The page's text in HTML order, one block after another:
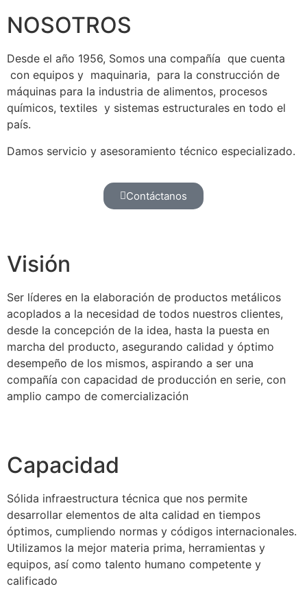
NOSOTROS
Desde el año 1956, Somos una compañía que cuenta
con equipos y maquinaria, para la construcción de
máquinas para la industria de alimentos, procesos
químicos, textiles y sistemas estructurales en todo el
país.
Damos servicio y asesoramiento técnico especializado.
Contáctanos
Visión
Ser líderes en la elaboración de productos metálicos
acoplados a la necesidad de todos nuestros clientes,
desde la concepción de la idea, hasta la puesta en
marcha del producto, asegurando calidad y óptimo
desempeño de los mismos, aspirando a ser una
compañía con capacidad de producción en serie, con
amplio campo de comercialización
Capacidad
Sólida infraestructura técnica que nos permite
desarrollar elementos de alta calidad en tiempos
óptimos, cumpliendo normas y códigos internacionales.
Utilizamos la mejor materia prima, herramientas y
equipos, así como talento humano competente y
calificado